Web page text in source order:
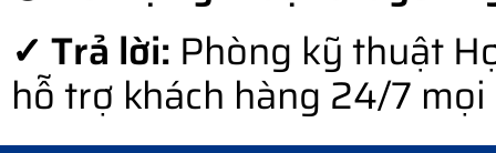
✓ Trả lời: Phòng kỹ thuật
hỗ trợ khách hàng 24/7 mọi